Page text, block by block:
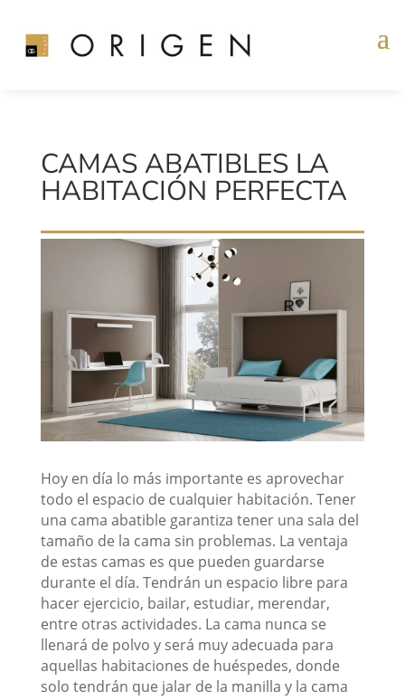
CAMAS ABATIBLES LA
HABITACIÓN PERFECTA
Hoy en día lo más importante es aprovechar
todo el espacio de cualquier habitación. Tener
una cama abatible garantiza tener una sala del
tamaño de la cama sin problemas. La ventaja
de estas camas es que pueden guardarse
durante el día. Tendrán un espacio libre para
hacer ejercicio, bailar, estudiar, merendar,
entre otras actividades. La cama nunca se
llenará de polvo y será muy adecuada para
aquellas habitaciones de huéspedes, donde
solo tendrán que jalar de la manilla y la cama